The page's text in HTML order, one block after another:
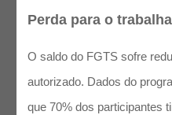
Perda para o
O saldo do FGTS sofre
autorizado. Dados do
que 70% dos participantes